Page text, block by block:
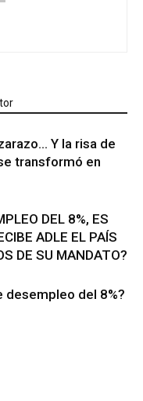
Y la risa de
transformó en
DEL 8%, ES
ADLE EL PAÍS
DE SU MANDATO?
desempleo del 8%?